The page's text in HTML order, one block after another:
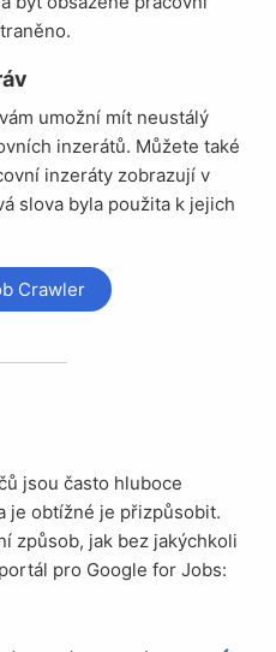
inzerátů. Můžete také
inzeráty zobrazují v
slova byla použita k jejich
Crawler
je obtížné je přizpůsobit.
způsob, jak bez jakýchkoli
pro Google for Jobs: